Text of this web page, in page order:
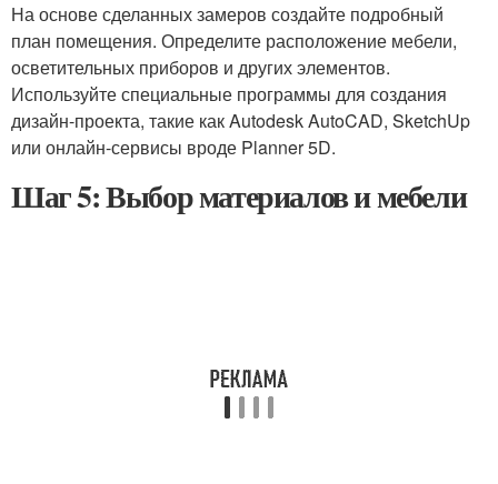
На основе сделанных замеров создайте подробный
план помещения. Определите расположение мебели,
осветительных приборов и других элементов.
Используйте специальные программы для создания
дизайн-проекта, такие как Autodesk AutoCAD, SketchUp
или онлайн-сервисы вроде Planner 5D.
Шаг 5: Выбор материалов и мебели